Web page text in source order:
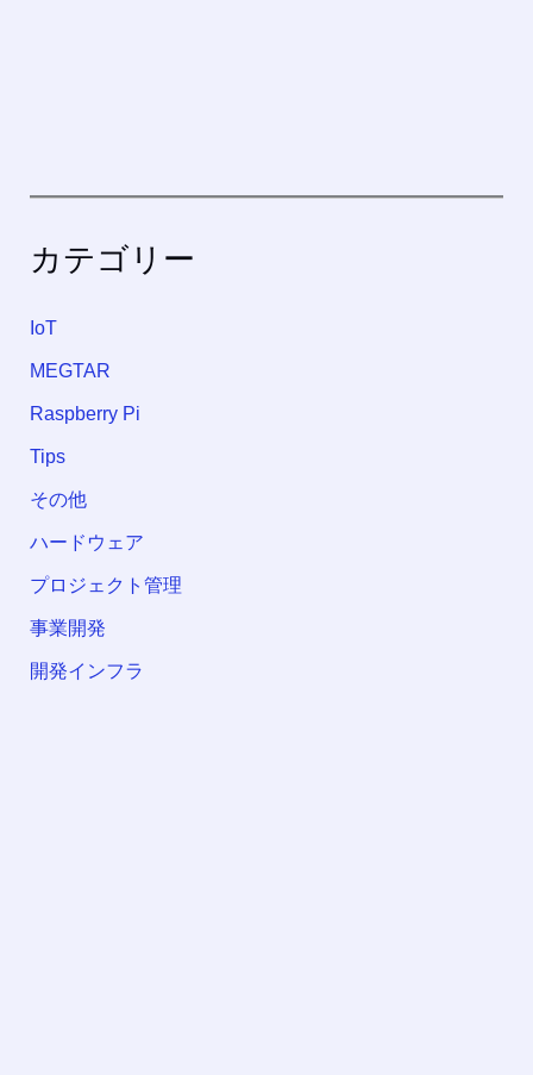
カテゴリー
IoT
MEGTAR
Raspberry Pi
Tips
その他
ハードウェア
プロジェクト管理
事業開発
開発インフラ